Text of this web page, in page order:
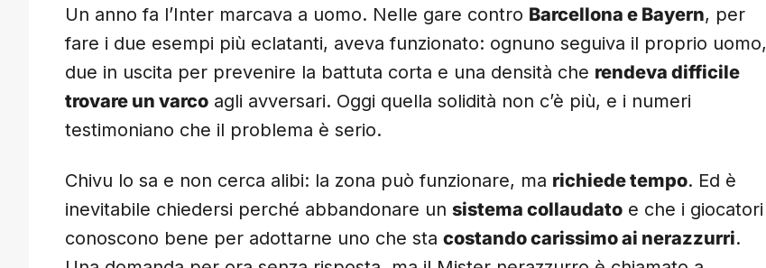
Un anno fa l’Inter marcava a uomo. Nelle gare contro Barcellona e Bayern, per
fare i due esempi più eclatanti, aveva funzionato: ognuno seguiva il proprio uomo,
due in uscita per prevenire la battuta corta e una densità che rendeva difficile
trovare un varco agli avversari. Oggi quella solidità non c’è più, e i numeri
testimoniano che il problema è serio.
Chivu lo sa e non cerca alibi: la zona può funzionare, ma richiede tempo. Ed è
inevitabile chiedersi perché abbandonare un sistema collaudato e che i giocatori
conoscono bene per adottarne uno che sta costando carissimo ai nerazzurri.